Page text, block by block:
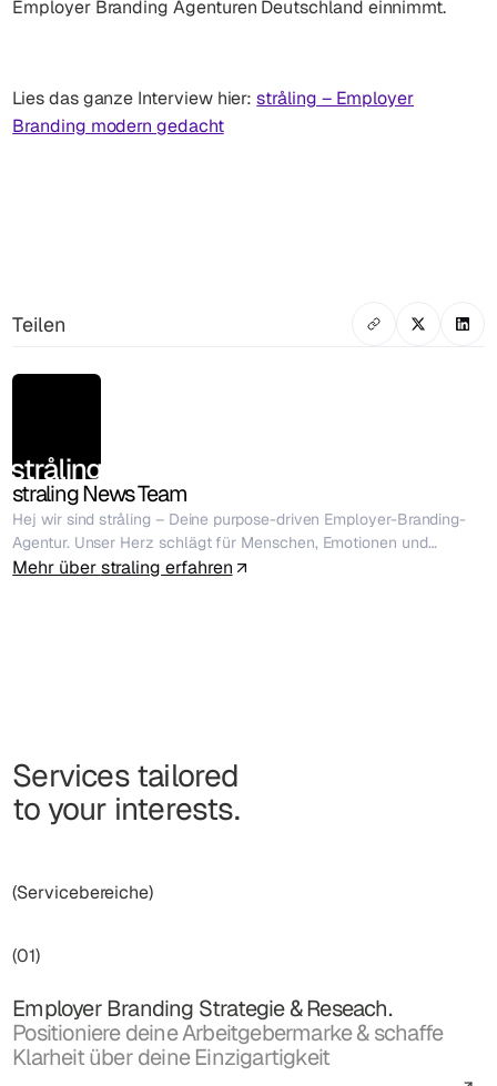
Employer Branding Agenturen Deutschland einnimmt.
Lies das ganze Interview hier:stråling – Employer
Branding modern gedacht
Teilen
straling News Team
Hej wir sind stråling – Deine purpose-driven Employer-Branding-
Agentur. Unser Herz schlägt für Menschen, Emotionen und
unvergessliche Erlebnisse. Als News Team halten wir Euch mit
Mehr überstraling erfahren
Services tailored
to your interests.
(Servicebereiche)
(01)
Employer Branding Strategie & Reseach.
Positioniere deine Arbeitgebermarke & schaffe
Klarheit über deine Einzigartigkeit